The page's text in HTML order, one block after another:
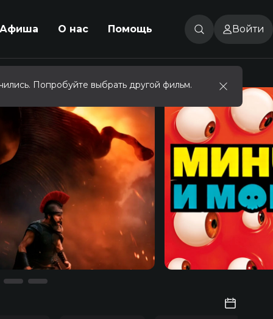
Афиша О нас Помощь Войти
Попробуйте выбрать другой фильм.